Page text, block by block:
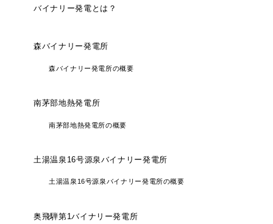
バイナリー発電とは？
森バイナリー発電所
森バイナリー発電所の概要
南茅部地熱発電所
南茅部地熱発電所の概要
土湯温泉16号源泉バイナリー発電所
土湯温泉16号源泉バイナリー発電所の概要
奥飛騨第1バイナリー発電所